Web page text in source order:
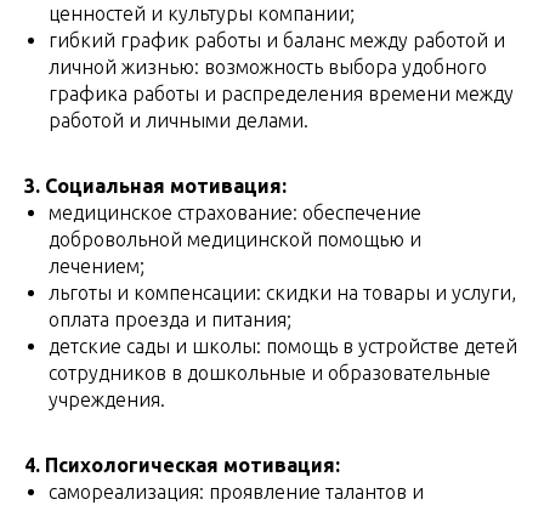
ценностей и культуры компании;
гибкий график работы и баланс между работой и
личной жизнью: возможность выбора удобного
графика работы и распределения времени между
работой и личными делами.
3. Социальная мотивация:
медицинское страхование: обеспечение
добровольной медицинской помощью и
лечением;
льготы и компенсации: скидки на товары и услуги,
оплата проезда и питания;
детские сады и школы: помощь в устройстве детей
сотрудников в дошкольные и образовательные
учреждения.
4. Психологическая мотивация:
самореализация: проявление талантов и